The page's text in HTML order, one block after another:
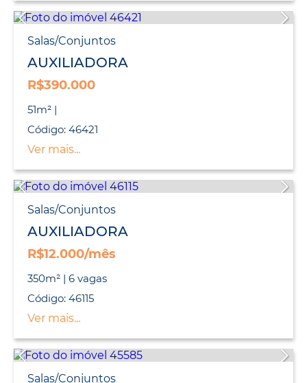
Salas/Conjuntos
AUXILIADORA
R$390.000
51m² |
Código: 46421
Ver mais...
Salas/Conjuntos
AUXILIADORA
R$12.000/mês
350m² | 6 vagas
Código: 46115
Ver mais...
Salas/Conjuntos